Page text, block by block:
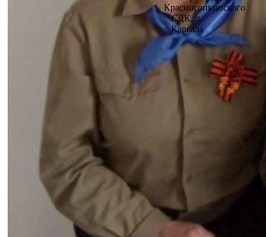
Красносопкинского
СДК, д.
Каргала